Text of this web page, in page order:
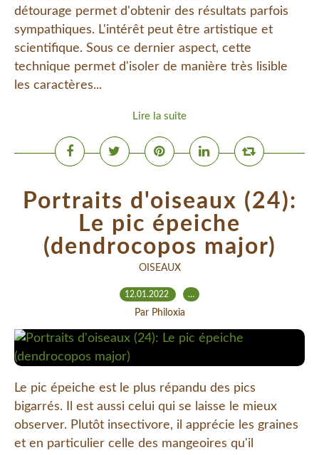
détourage permet d'obtenir des résultats parfois
sympathiques. L'intérêt peut être artistique et
scientifique. Sous ce dernier aspect, cette
technique permet d'isoler de manière très lisible
les caractères...
Lire la suite
Portraits d'oiseaux (24):
Le pic épeiche
(dendrocopos major)
OISEAUX
12.01.2022 …
Par Philoxia
Le pic épeiche est le plus répandu des pics
bigarrés. Il est aussi celui qui se laisse le mieux
observer. Plutôt insectivore, il apprécie les graines
et en particulier celle des mangeoires qu'il